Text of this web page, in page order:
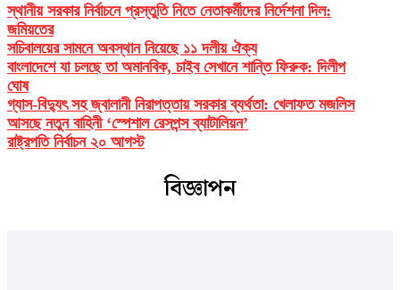
স্থানীয় সরকার নির্বাচনে প্রস্তুতি নিতে নেতাকর্মীদের নির্দেশনা দিল:
জমিয়তের
সচিবালয়ের সামনে অবস্থান নিয়েছে ১১ দলীয় ঐক্য
বাংলাদেশে যা চলছে তা অমানবিক, চাইব সেখানে শান্তি ফিরুক: দিলীপ
ঘোষ
গ্যাস-বিদ্যুৎ সহ জ্বালানী নিরাপত্তায় সরকার ব্যর্থতা: খেলাফত মজলিস
আসছে নতুন বাহিনী ‘স্পেশাল রেসপন্স ব্যাটালিয়ন’
রাষ্ট্রপতি নির্বাচন ২০ আগস্ট
বিজ্ঞাপন